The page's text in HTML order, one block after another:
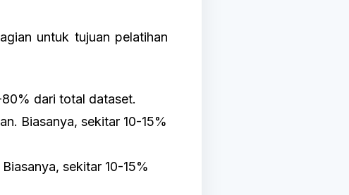
untuk tujuan pelatihan
dari total dataset.
Biasanya, sekitar 10-15%
sekitar 10-15%